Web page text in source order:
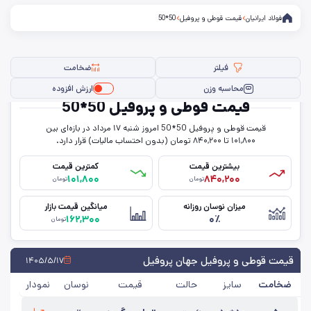
فولاد ایرانیان قیمت قوطی و پروفیل 50*50
فیلتر ها
ضخامت
حذف تمامی فیلترها
فیلتر
ضخامت
محاسبه وزن
ارزش افزوده
قیمت قوطی و پروفیل 50*50
قیمت قوطی و پروفیل 50*50 امروز شنبه ۱۷ مرداد در بازه‌ای بین
۱۰۱,۸۰۰ تا ۸۴۰,۲۰۰ تومان (بدون احتساب مالیات) قرار دارد.
بیشترین قیمت
۸۴۰,۲۰۰تومان
کمترین قیمت
۱۰۱,۸۰۰تومان
میزان نوسان روزانه
۰٪
میانگین قیمت بازار
۱۶۲,۳۰۰تومان
قیمت قوطی و پروفیل جهان پروفیل ۱۴۰۵/۵/۱۷
ضخامت سایز حالت قیمت نوسان نمودار